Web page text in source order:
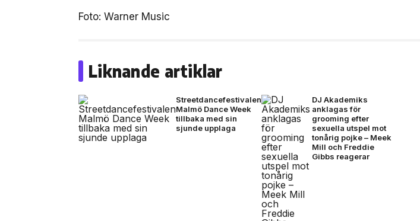
Foto: Warner Music
Liknande artiklar
Streetdancefestivalen
Malmö Dance Week
tillbaka med sin
sjunde upplaga
DJ Akademiks
anklagas för
grooming efter
sexuella utspel mot
tonårig pojke – Meek
Mill och Freddie
Gibbs reagerar